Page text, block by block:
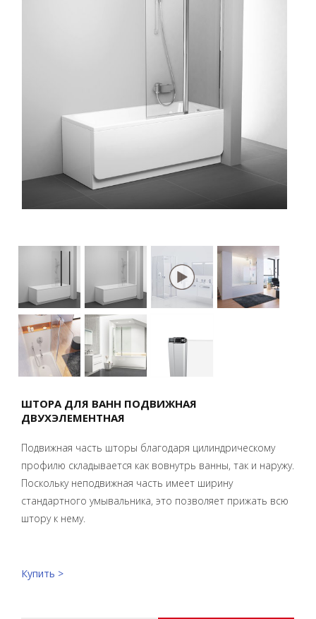
ШТОРА ДЛЯ ВАНН ПОДВИЖНАЯ
ДВУХЭЛЕМЕНТНАЯ
Подвижная часть шторы благодаря цилиндрическому
профилю складывается как вовнутрь ванны, так и наружу.
Поскольку неподвижная часть имеет ширину
стандартного умывальника, это позволяет прижать всю
штору к нему.
Купить >